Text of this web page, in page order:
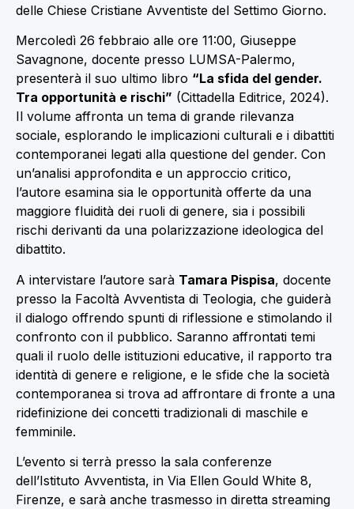
delle Chiese Cristiane Avventiste del Settimo Giorno.
Mercoledì 26 febbraio alle ore 11:00, Giuseppe
Savagnone, docente presso LUMSA-Palermo,
presenterà il suo ultimo libro “La sfida del gender.
Tra opportunità e rischi” (Cittadella Editrice, 2024).
Il volume affronta un tema di grande rilevanza
sociale, esplorando le implicazioni culturali e i dibattiti
contemporanei legati alla questione del gender. Con
un’analisi approfondita e un approccio critico,
l’autore esamina sia le opportunità offerte da una
maggiore fluidità dei ruoli di genere, sia i possibili
rischi derivanti da una polarizzazione ideologica del
dibattito.
A intervistare l’autore sarà Tamara Pispisa, docente
presso la Facoltà Avventista di Teologia, che guiderà
il dialogo offrendo spunti di riflessione e stimolando il
confronto con il pubblico. Saranno affrontati temi
quali il ruolo delle istituzioni educative, il rapporto tra
identità di genere e religione, e le sfide che la società
contemporanea si trova ad affrontare di fronte a una
ridefinizione dei concetti tradizionali di maschile e
femminile.
L’evento si terrà presso la sala conferenze
dell’Istituto Avventista, in Via Ellen Gould White 8,
Firenze, e sarà anche trasmesso in diretta streaming